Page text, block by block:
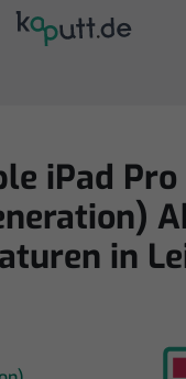
lassen
iPad Pro
in